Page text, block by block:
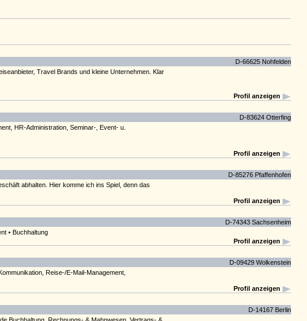
D-66625 Nohfelden
Travel Brands und kleine Unternehmen. Klar
Profil anzeigen
D-83624 Otterfing
HR-Administration, Seminar-, Event- u.
Profil anzeigen
D-85276 Pfaffenhofen
abhalten. Hier komme ich ins Spiel, denn das
Profil anzeigen
D-74343 Sachsenheim
• Buchhaltung
Profil anzeigen
D-09429 Wolkenstein
Reise-/E-Mail-Management,
Profil anzeigen
D-14167 Berlin